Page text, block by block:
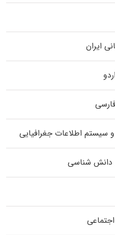
ایران
اطلاعات جغرافیایی
دانش شناسی